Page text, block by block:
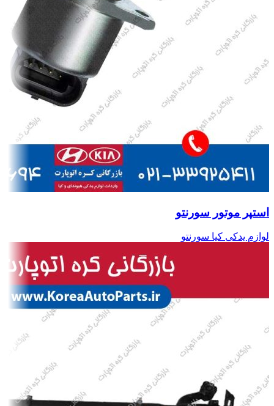
استپر موتور سورنتو
لوازم یدکی کیا سورنتو